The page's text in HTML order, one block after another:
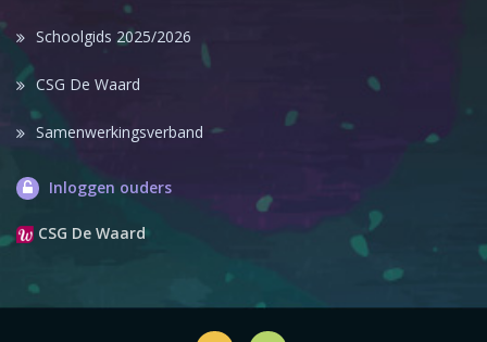
Schoolgids 2025/2026
CSG De Waard
Samenwerkingsverband
Inloggen ouders
CSG De Waard